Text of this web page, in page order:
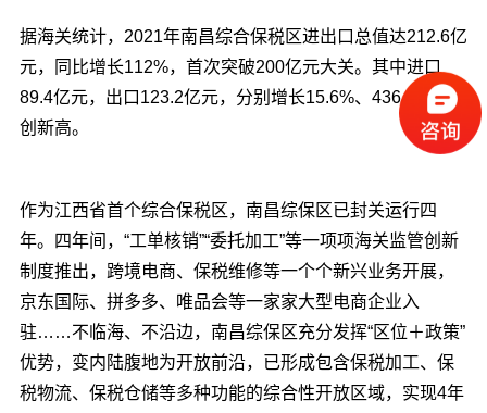
据海关统计，2021年南昌综合保税区进出口总值达212.6亿
元，同比增长112%，首次突破200亿元大关。其中进口
89.4亿元，出口123.2亿元，分别增长15.6%、436.9%，均
创新高。
作为江西省首个综合保税区，南昌综保区已封关运行四
年。四年间，“工单核销”“委托加工”等一项项海关监管创新
制度推出，跨境电商、保税维修等一个个新兴业务开展，
京东国际、拼多多、唯品会等一家家大型电商企业入
驻……不临海、不沿边，南昌综保区充分发挥“区位＋政策”
优势，变内陆腹地为开放前沿，已形成包含保税加工、保
税物流、保税仓储等多种功能的综合性开放区域，实现4年